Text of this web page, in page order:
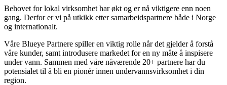
Behovet for lokal virksomhet har økt og er nå viktigere enn noen
gang. Derfor er vi på utkikk etter samarbeidspartnere både i Norge
og internationalt.
Våre Blueye Partnere spiller en viktig rolle når det gjelder å forstå
våre kunder, samt introdusere markedet for en ny måte å inspisere
under vann. Sammen med våre nåværende 20+ partnere har du
potensialet til å bli en pionér innen undervannsvirksomhet i din
region.